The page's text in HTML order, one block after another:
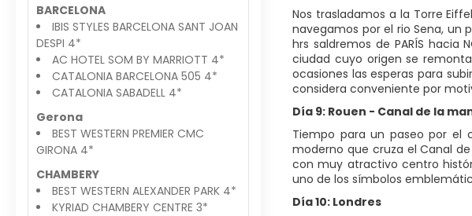
Nos trasladamos a la Torre
navegamos por el rio Sena, un
hrs saldremos de PARÍS hacia
ciudad cuyo origen se
ocasiones las esperas para
considera conveniente por
Día 9: Rouen - Canal de la
Tiempo para un paseo por el
moderno que cruza el Canal de
con muy atractivo centro
uno de los símbolos
Día 10: Londres
BARCELONA
IBIS STYLES BARCELONA SANT JOAN
DESPI 4*
AC HOTEL SOM BY MARRIOTT 4*
CATALONIA BARCELONA 505 4*
CATALONIA SABADELL 4*
Gerona
BEST WESTERN PREMIER CMC
GIRONA 4*
CHAMBERY
BEST WESTERN ALEXANDER PARK 4*
KYRIAD CHAMBERY CENTRE 3*